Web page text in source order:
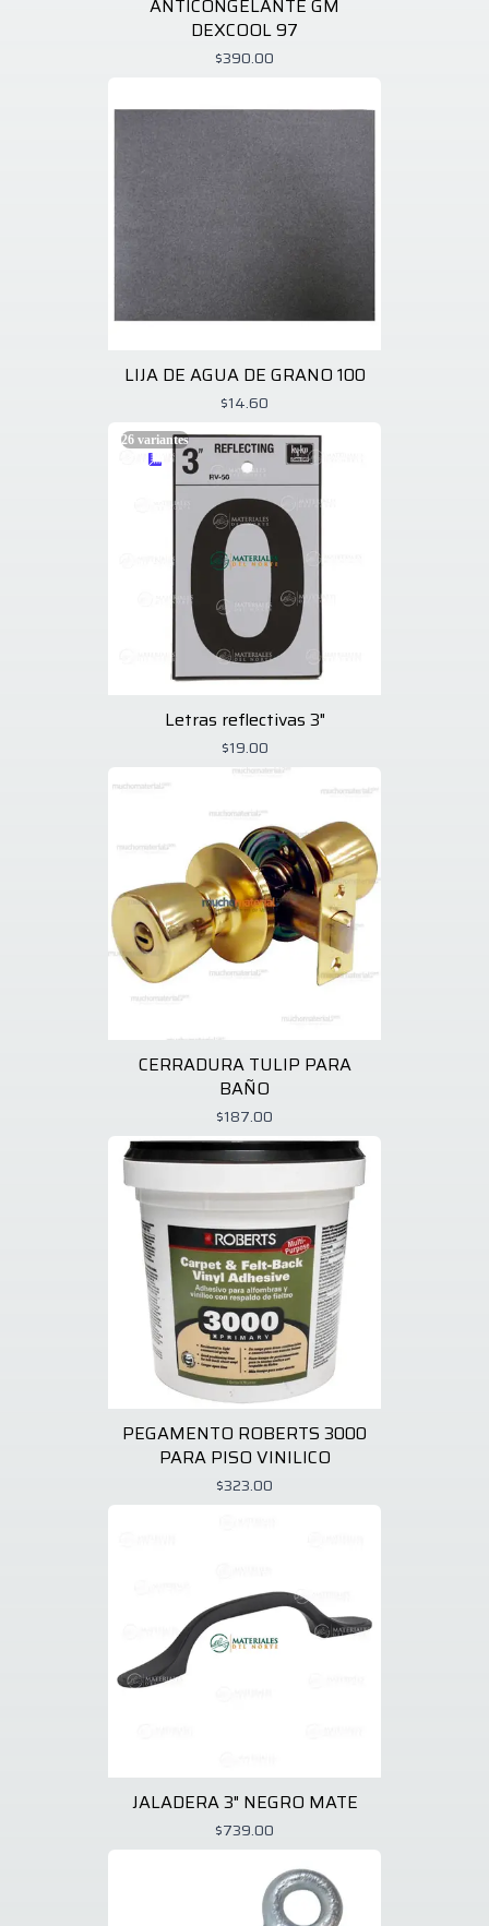
ANTICONGELANTE GM
DEXCOOL 97
$390.00
LIJA DE AGUA DE GRANO 100
$14.60
26 variantes
Letras reflectivas 3"
$19.00
CERRADURA TULIP PARA
BAÑO
$187.00
PEGAMENTO ROBERTS 3000
PARA PISO VINILICO
$323.00
JALADERA 3" NEGRO MATE
$739.00